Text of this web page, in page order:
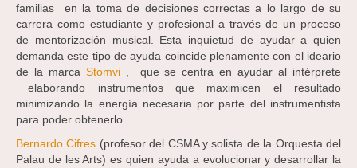
familias en la toma de decisiones correctas a lo largo de su
carrera como estudiante y profesional a través de un proceso
de mentorización musical. Esta inquietud de ayudar a quien
demanda este tipo de ayuda coincide plenamente con el ideario
de la marcaStomvi, que se centra en ayudar al intérprete
elaborando instrumentos que maximicen el resultado
minimizando la energía necesaria por parte del instrumentista
para poder obtenerlo.
Bernardo Cifres (profesor del CSMA y solista de la Orquesta del
Palau de les Arts) es quien ayuda a evolucionar y desarrollar la